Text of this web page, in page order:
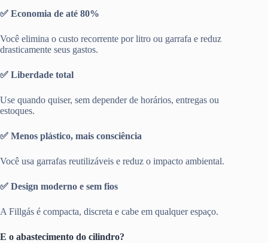
✅ Economia de até 80%
Você elimina o custo recorrente por litro ou garrafa e reduz
drasticamente seus gastos.
✅ Liberdade total
Use quando quiser, sem depender de horários, entregas ou
estoques.
✅ Menos plástico, mais consciência
Você usa garrafas reutilizáveis e reduz o impacto ambiental.
✅ Design moderno e sem fios
A Fillgás é compacta, discreta e cabe em qualquer espaço.
E o abastecimento do cilindro?